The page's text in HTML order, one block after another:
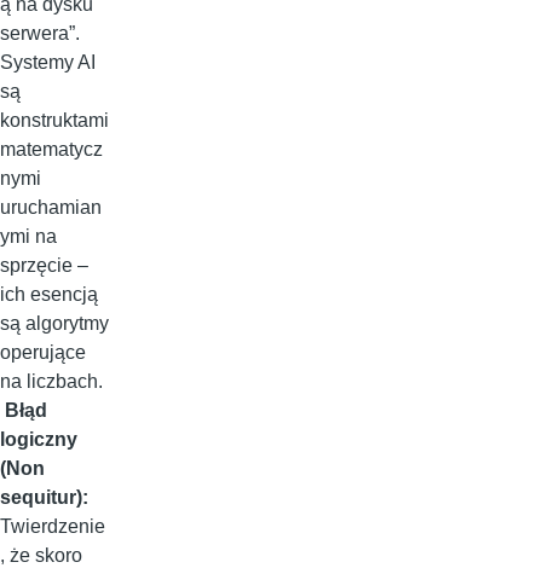
ą na dysku
serwera”.
Systemy AI
są
konstruktami
matematycz
nymi
uruchamian
ymi na
sprzęcie –
ich esencją
są algorytmy
operujące
na liczbach.
Błąd
logiczny
(Non
sequitur):
Twierdzenie
, że skoro